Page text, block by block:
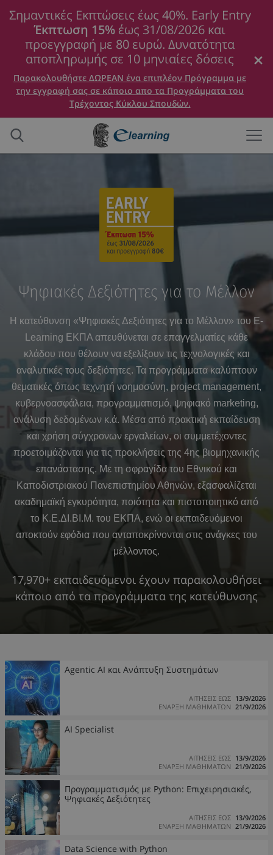
Σημαντικές Εκπτώσεις έως 40%. Early Entry
Έκπτωση 15% έως 31/08/2026 και
προεγγραφή με 80 ευρώ. Δυνατότητα
αποπληρωμής σε 10 μηνιαίες δόσεις
Παρακολουθήστε ΔΩΡΕΑΝ ένα επιπλέον Πρόγραμμα με
την εγγραφή σας σε κάποιο απο τα Προγράμματα του
Τρέχοντος Κύκλου Σπουδών.
Ψηφιακές Δεξιότητες για το Μέλλον
Η κατεύθυνση «Ψηφιακές Δεξιότητες για το Μέλλον» του E-
Learning ΕΚΠΑ απευθύνεται σε επαγγελματίες κάθε
κλάδου που θέλουν να εξελίξουν τις τεχνολογικές και
αναλυτικές τους δεξιότητες. Τα προγράμματα καλύπτουν
θεματικές όπως τεχνητή νοημοσύνη, project management,
κυβερνοασφάλεια, προγραμματισμό, ψηφιακό marketing,
ανάλυση δεδομένων κ.ά. Μέσα από πρακτική εκπαίδευση
και χρήση σύγχρονων εργαλείων, οι συμμετέχοντες
προετοιμάζονται για τις προκλήσεις της 4ης βιομηχανικής
επανάστασης. Με τη σφραγίδα του Εθνικού και
Καποδιστριακού Πανεπιστημίου Αθηνών, εξασφαλίζεται
ακαδημαϊκή εγκυρότητα, ποιότητα και πιστοποιητικό από
το Κ.Ε.ΔΙ.ΒΙ.Μ. του ΕΚΠΑ, ενώ οι εκπαιδευόμενοι
αποκτούν εφόδια που ανταποκρίνονται στις ανάγκες του
μέλλοντος.
17,970+ εκπαιδευόμενοι έχουν παρακολουθήσει
κάποιο από τα προγράμματα της κατεύθυνσης
Agentic AI και Ανάπτυξη Συστημάτων
ΑΙΤΗΣΕΙΣ ΕΩΣ 13/9/2026
ΕΝΑΡΞΗ ΜΑΘΗΜΑΤΩΝ 21/9/2026
AI Specialist
ΑΙΤΗΣΕΙΣ ΕΩΣ 13/9/2026
ΕΝΑΡΞΗ ΜΑΘΗΜΑΤΩΝ 21/9/2026
Προγραμματισμός με Python: Επιχειρησιακές,
Ψηφιακές Δεξιότητες
ΑΙΤΗΣΕΙΣ ΕΩΣ 13/9/2026
ΕΝΑΡΞΗ ΜΑΘΗΜΑΤΩΝ 21/9/2026
Data Science with Python